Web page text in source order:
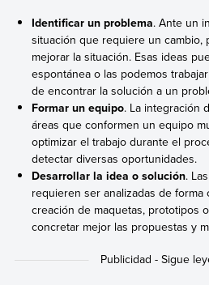
Identificar un problema. Ante un
situación que requiere un cambio,
mejorar la situación. Esas ideas
espontánea o las podemos
de encontrar la solución a un
Formar un equipo. La integración
áreas que conformen un equipo
optimizar el trabajo durante el
detectar diversas oportunidades.
Desarrollar la idea o solución.
requieren ser analizadas de forma
creación de maquetas, prototipos
concretar mejor las propuestas y